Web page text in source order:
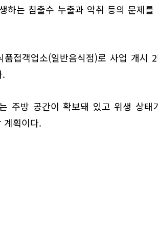
하는 침출수 누출과 악취 등의 문제를
접객업소(일반음식점)로 사업 개시
.
주방 공간이 확보돼 있고 위생 상태
계획이다.